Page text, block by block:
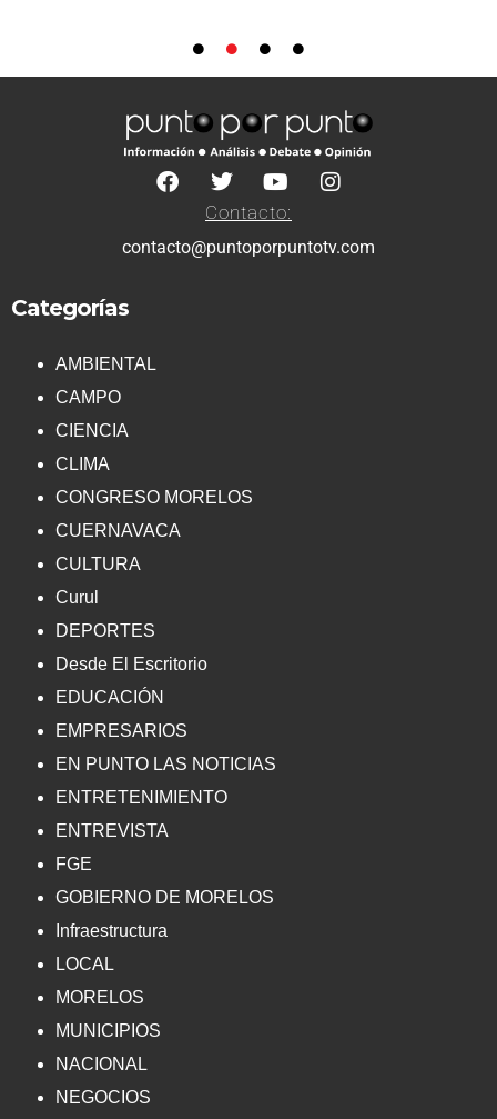
Contacto:
contacto@puntoporpuntotv.com
Categorías
AMBIENTAL
CAMPO
CIENCIA
CLIMA
CONGRESO MORELOS
CUERNAVACA
CULTURA
Curul
DEPORTES
Desde El Escritorio
EDUCACIÓN
EMPRESARIOS
EN PUNTO LAS NOTICIAS
ENTRETENIMIENTO
ENTREVISTA
FGE
GOBIERNO DE MORELOS
Infraestructura
LOCAL
MORELOS
MUNICIPIOS
NACIONAL
NEGOCIOS